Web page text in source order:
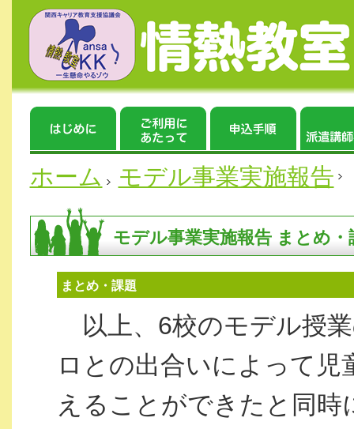
ホーム モデル事業実施報告
モデル事業実施報告 まとめ・
まとめ・課題
以上、6校のモデル授
ロとの出合いによって
えることができたと同